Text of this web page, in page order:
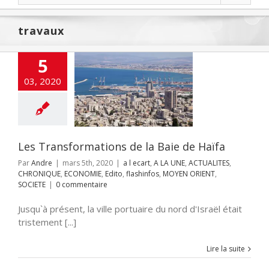
travaux
5
03, 2020
de Haïfa
A LA UNE
CHRONIQUE
Edito
Les Transformations de la Baie de Haïfa
ParAndre | mars 5th, 2020 | a l ecart, A LA UNE, ACTUALITES,
CHRONIQUE, ECONOMIE, Edito, flashinfos, MOYEN ORIENT,
SOCIETE | 0 commentaire
Jusqu`à présent, la ville portuaire du nord d'Israël était
tristement [...]
Lire la suite